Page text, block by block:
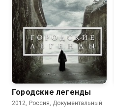
4.7
Городские легенды
2012, Россия, Документальный